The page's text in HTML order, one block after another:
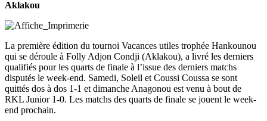
Aklakou
La première édition du tournoi Vacances utiles trophée Hankounou
qui se déroule à Folly Adjon Condji (Aklakou), a livré les derniers
qualifiés pour les quarts de finale à l’issue des derniers matchs
disputés le week-end. Samedi, Soleil et Coussi Coussa se sont
quittés dos à dos 1-1 et dimanche Anagonou est venu à bout de
RKL Junior 1-0. Les matchs des quarts de finale se jouent le week-
end prochain.